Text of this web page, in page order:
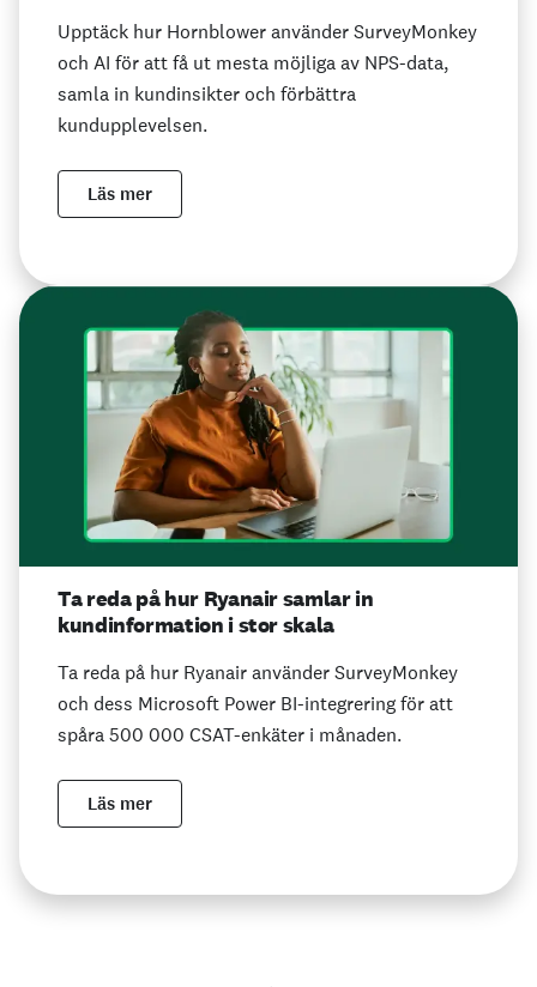
Upptäck hur Hornblower använder SurveyMonkey
och AI för att få ut mesta möjliga av NPS-data,
samla in kundinsikter och förbättra
kundupplevelsen.
Läs mer
Ta reda på hur Ryanair samlar in
kundinformation i stor skala
Ta reda på hur Ryanair använder SurveyMonkey
och dess Microsoft Power BI-integrering för att
spåra 500 000 CSAT-enkäter i månaden.
Läs mer